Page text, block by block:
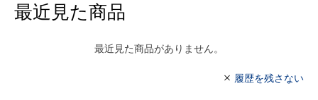
最近見た商品
最近見た商品がありません。
履歴を残さない